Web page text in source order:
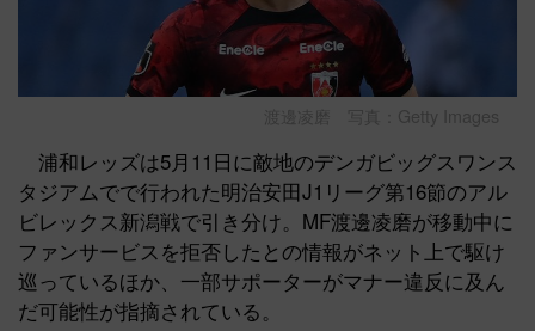
渡邊凌磨 写真：Getty Images
浦和レッズは5月11日に敵地のデンガビッグスワンス
タジアムでで行われた明治安田J1リーグ第16節のアル
ビレックス新潟戦で引き分け。MF渡邊凌磨が移動中に
ファンサービスを拒否したとの情報がネット上で駆け
巡っているほか、一部サポーターがマナー違反に及ん
だ可能性が指摘されている。